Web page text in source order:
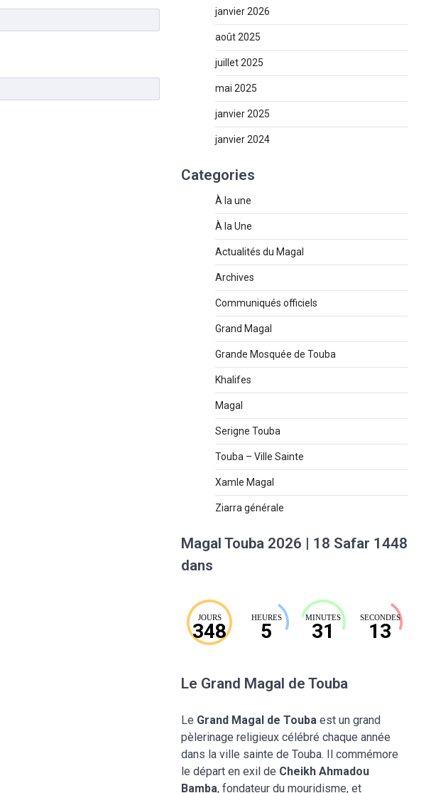
janvier 2026
août 2025
juillet 2025
mai 2025
janvier 2025
janvier 2024
Categories
À la une
À la Une
Actualités du Magal
Archives
Communiqués officiels
Grand Magal
Grande Mosquée de Touba
Khalifes
Magal
Serigne Touba
Touba – Ville Sainte
Xamle Magal
Ziarra générale
Magal Touba 2026 | 18 Safar 1448
dans
JOURS
348
HEURES
5
MINUTES
31
SECONDES
13
Le Grand Magal de Touba
Le Grand Magal de Touba est un grand
pèlerinage religieux célébré chaque année
dans la ville sainte de Touba. Il commémore
le départ en exil de Cheikh Ahmadou
Bamba, fondateur du mouridisme, et